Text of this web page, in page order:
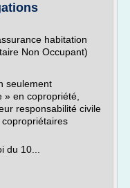
habitation
Non Occupant)
seulement
» en copropriété,
responsabilité civile
du 10...